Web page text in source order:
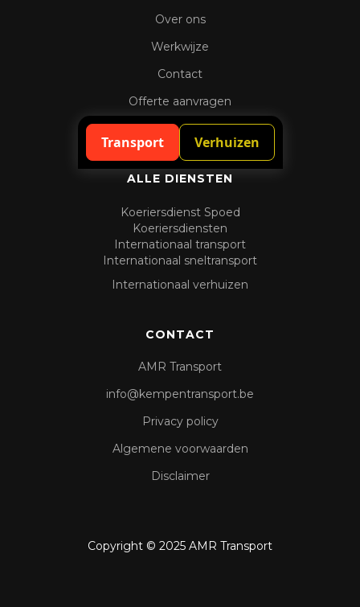
Over ons
Werkwijze
Contact
Offerte aanvragen
Spoedaanvraag
ALLE DIENSTEN
Koeriersdienst Spoed
Koeriersdiensten
Internationaal transport
Internationaal sneltransport
Internationaal verhuizen
CONTACT
AMR Transport
info@kempentransport.be
Privacy policy
Algemene voorwaarden
Disclaimer
Copyright © 2025 AMR Transport
Transport Verhuizen